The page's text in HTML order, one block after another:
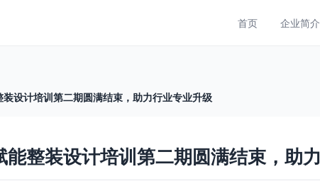
首页 企业简介
设计培训第二期圆满结束，助力行业专业升级
整装设计培训第二期圆满结束，助